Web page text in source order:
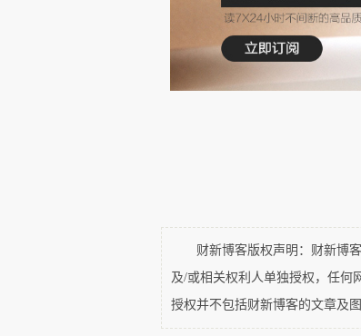
是，你分明已经很虚弱了
掌，轻轻做了个拒绝的手
讨，你无法活着走回故乡。
“你怎知二十六年前的
角分明的脸，此刻却模糊
么？”弟弟问。他们并没有
酒，走路歪歪斜斜不成直
是为了什么？”王端午和弟
财新博客版权声明：财新博客
及/或相关权利人单独授权，任何
授权并不包括财新博客的文章及